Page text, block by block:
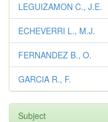
LEGUIZAMON C., J.E.
ECHEVERRI L., M.J.
FERNANDEZ B., O.
GARCIA R., F.
Subject